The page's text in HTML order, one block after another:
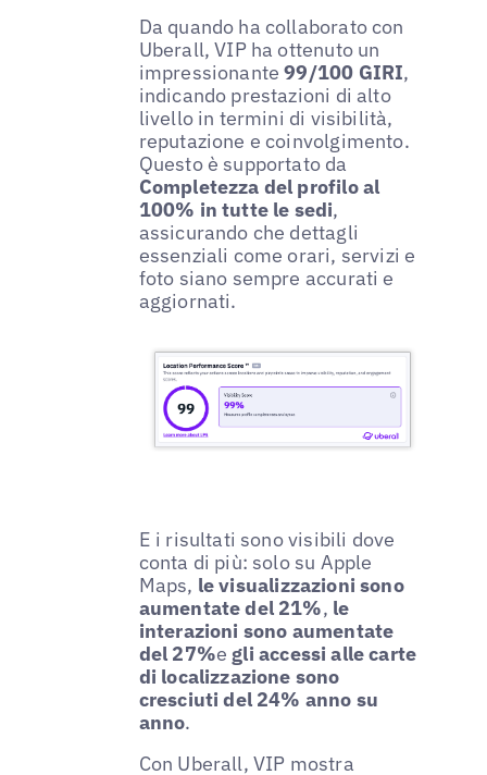
Da quando ha collaborato con
Uberall, VIP ha ottenuto un
impressionante99/100 GIRI,
indicando prestazioni di alto
livello in termini di visibilità,
reputazione e coinvolgimento.
Questo è supportato da
Completezza del profilo al
100% in tutte le sedi,
assicurando che dettagli
essenziali come orari, servizi e
foto siano sempre accurati e
aggiornati.
E i risultati sono visibili dove
conta di più: solo su Apple
Maps, le visualizzazioni sono
aumentate del 21%, le
interazioni sono aumentate
del 27%egli accessi alle carte
di localizzazione sono
cresciuti del 24% anno su
anno.
Con Uberall, VIP mostra